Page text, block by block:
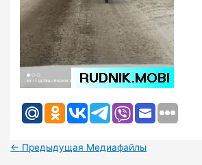
← Предыдущая Медиафайлы